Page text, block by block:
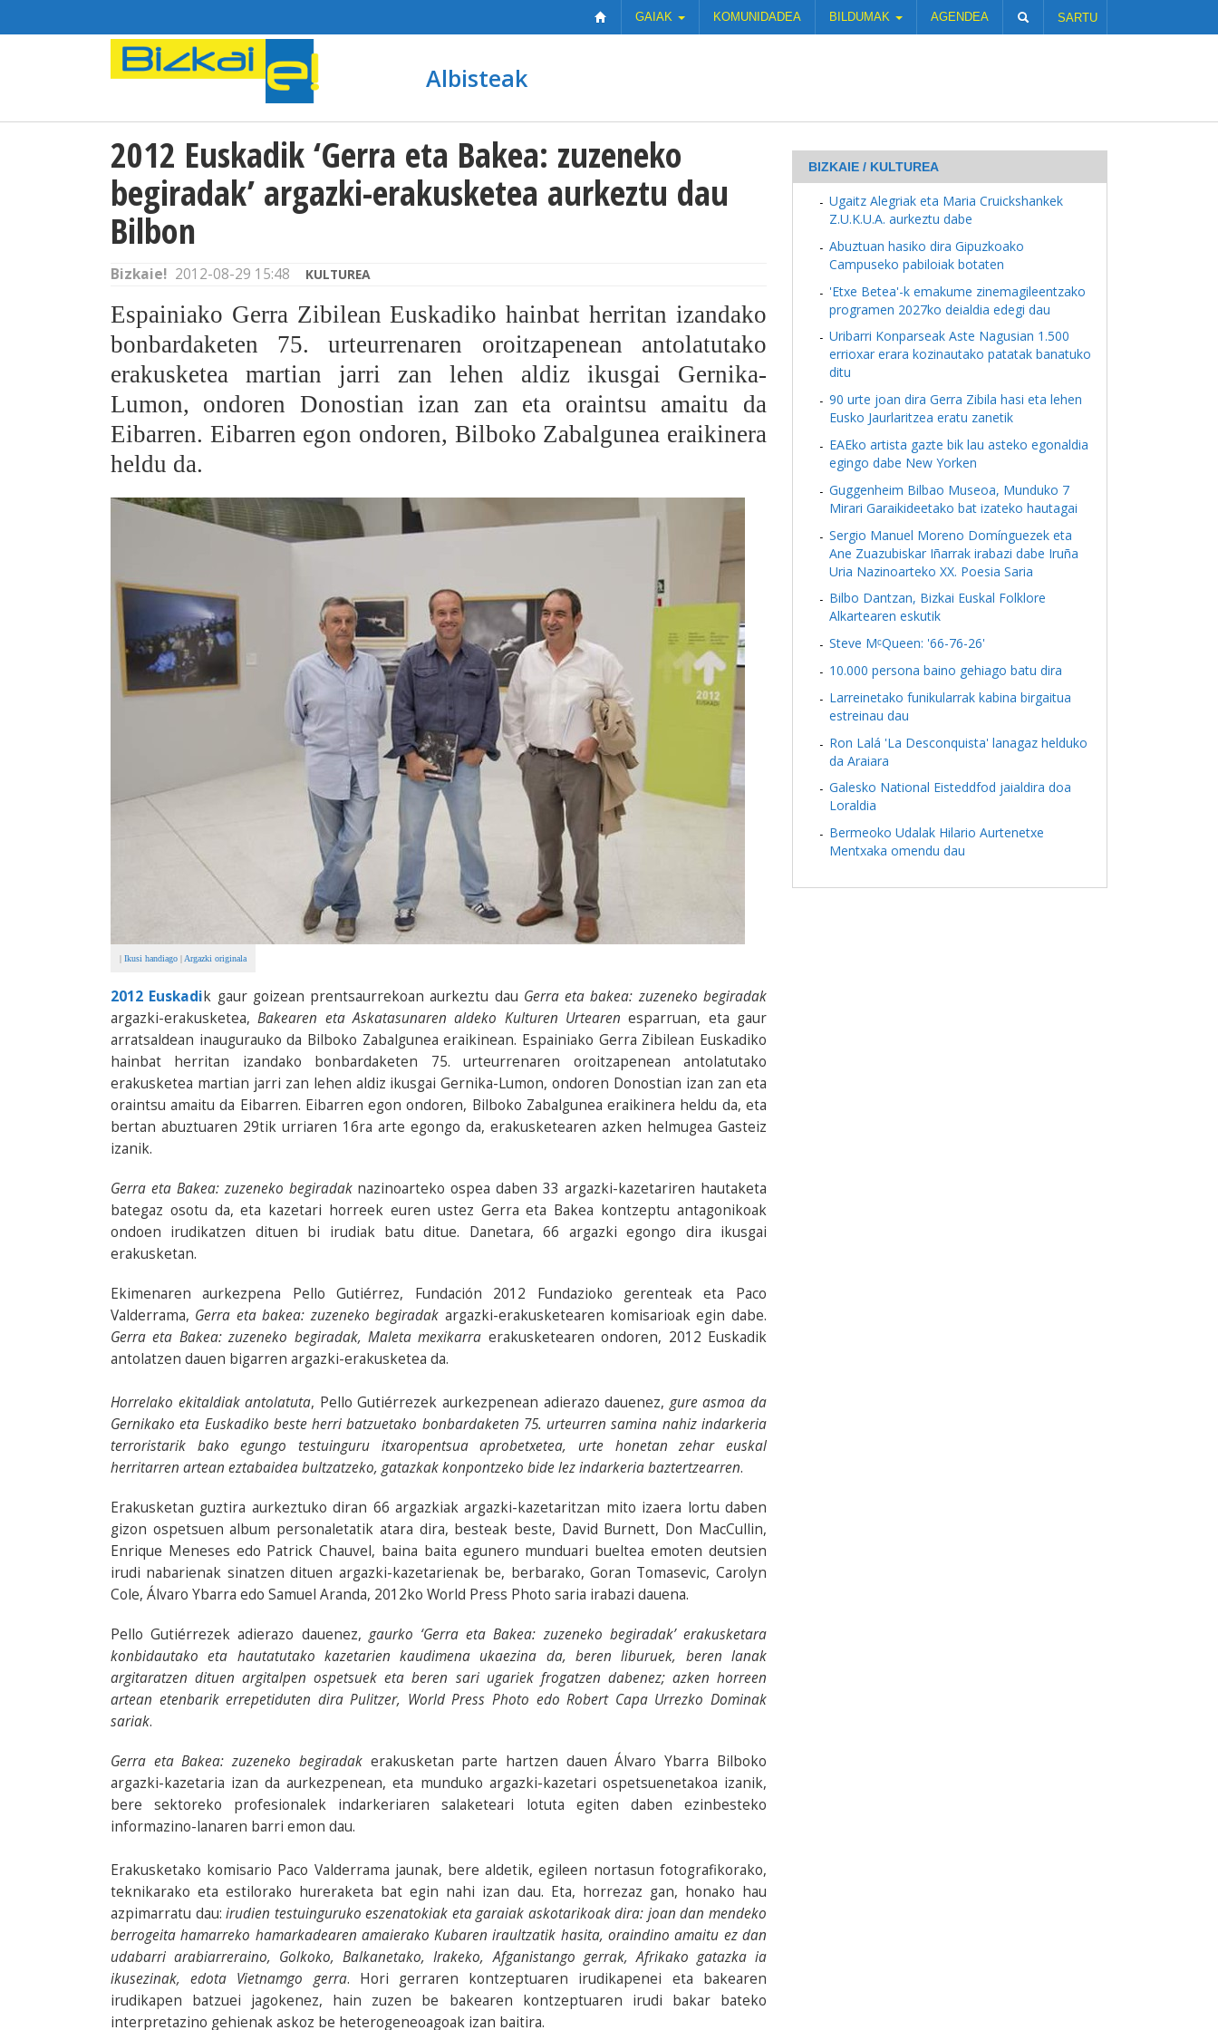
GAIAK KOMUNIDADEA BILDUMAK AGENDEA SARTU
Albisteak
2012 Euskadik ‘Gerra eta Bakea: zuzeneko
begiradak’ argazki-erakusketea aurkeztu dau
Bilbon
Bizkaie! 2012-08-29 15:48 KULTUREA
Espainiako Gerra Zibilean Euskadiko hainbat herritan izandako
bonbardaketen 75. urteurrenaren oroitzapenean antolatutako
erakusketea martian jarri zan lehen aldiz ikusgai Gernika-
Lumon, ondoren Donostian izan zan eta oraintsu amaitu da
Eibarren. Eibarren egon ondoren, Bilboko Zabalgunea eraikinera
heldu da.
| Ikusi handiago | Argazki originala
2012 Euskadik gaur goizean prentsaurrekoan aurkeztu dau Gerra eta bakea: zuzeneko begiradak
argazki-erakusketea,Bakearen eta Askatasunaren aldeko Kulturen Urtearen esparruan, eta gaur
arratsaldean inaugurauko da Bilboko Zabalgunea eraikinean. Espainiako Gerra Zibilean Euskadiko
hainbat herritan izandako bonbardaketen 75. urteurrenaren oroitzapenean antolatutako
erakusketea martian jarri zan lehen aldiz ikusgai Gernika-Lumon, ondoren Donostian izan zan eta
oraintsu amaitu da Eibarren. Eibarren egon ondoren, Bilboko Zabalgunea eraikinera heldu da, eta
bertan abuztuaren 29tik urriaren 16ra arte egongo da, erakusketearen azken helmugea Gasteiz
izanik.
Gerra eta Bakea: zuzeneko begiradaknazinoarteko ospea daben 33 argazki-kazetariren hautaketa
bategaz osotu da, eta kazetari horreek euren ustez Gerra eta Bakea kontzeptu antagonikoak
ondoen irudikatzen dituen bi irudiak batu ditue. Danetara, 66 argazki egongo dira ikusgai
erakusketan.
Ekimenaren aurkezpena Pello Gutiérrez, Fundación 2012 Fundazioko gerenteak eta Paco
Valderrama, Gerra eta bakea: zuzeneko begiradak argazki-erakusketearen komisarioak egin dabe.
Gerra eta Bakea: zuzeneko begiradak, Maleta mexikarra erakusketearen ondoren, 2012 Euskadik
antolatzen dauen bigarren argazki-erakusketea da.
Horrelako ekitaldiak antolatuta, Pello Gutiérrezek aurkezpenean adierazo dauenez,gure asmoa da
Gernikako eta Euskadiko beste herri batzuetako bonbardaketen 75. urteurren samina nahiz indarkeria
terroristarik bako egungo testuinguru itxaropentsua aprobetxetea, urte honetan zehar euskal
herritarren artean eztabaidea bultzatzeko, gatazkak konpontzeko bide lez indarkeria baztertzearren.
Erakusketan guztira aurkeztuko diran 66 argazkiak argazki-kazetaritzan mito izaera lortu daben
gizon ospetsuen album personaletatik atara dira, besteak beste, David Burnett, Don MacCullin,
Enrique Meneses edo Patrick Chauvel, baina baita egunero munduari bueltea emoten deutsien
irudi nabarienak sinatzen dituen argazki-kazetarienak be, berbarako, Goran Tomasevic, Carolyn
Cole, Álvaro Ybarra edo Samuel Aranda, 2012ko World Press Photo saria irabazi dauena.
Pello Gutiérrezek adierazo dauenez,gaurko ‘Gerra eta Bakea: zuzeneko begiradak’ erakusketara
konbidautako eta hautatutako kazetarien kaudimena ukaezina da, beren liburuek, beren lanak
argitaratzen dituen argitalpen ospetsuek eta beren sari ugariek frogatzen dabenez; azken horreen
artean etenbarik errepetiduten dira Pulitzer, World Press Photo edo Robert Capa Urrezko Dominak
sariak.
Gerra eta Bakea: zuzeneko begiradakerakusketan parte hartzen dauen Álvaro Ybarra Bilboko
argazki-kazetaria izan da aurkezpenean, eta munduko argazki-kazetari ospetsuenetakoa izanik,
bere sektoreko profesionalek indarkeriaren salaketeari lotuta egiten daben ezinbesteko
informazino-lanaren barri emon dau.
Erakusketako komisario Paco Valderrama jaunak, bere aldetik, egileen nortasun fotografikorako,
teknikarako eta estilorako hureraketa bat egin nahi izan dau. Eta, horrezaz gan, honako hau
azpimarratu dau:irudien testuinguruko eszenatokiak eta garaiak askotarikoak dira: joan dan mendeko
berrogeita hamarreko hamarkadearen amaierako Kubaren iraultzatik hasita, oraindino amaitu ez dan
udabarri arabiarreraino, Golkoko, Balkanetako, Irakeko, Afganistango gerrak, Afrikako gatazka ia
ikusezinak, edota Vietnamgo gerra. Hori gerraren kontzeptuaren irudikapenei eta bakearen
irudikapen batzuei jagokenez, hain zuzen be bakearen kontzeptuaren irudi bakar bateko
interpretazino gehienak askoz be heterogeneoagoak izan baitira.
BIZKAIE / KULTUREA
Ugaitz Alegriak eta Maria Cruickshankek
Z.U.K.U.A. aurkeztu dabe
Abuztuan hasiko dira Gipuzkoako
Campuseko pabiloiak botaten
'Etxe Betea'-k emakume zinemagileentzako
programen 2027ko deialdia edegi dau
Uribarri Konparseak Aste Nagusian 1.500
errioxar erara kozinautako patatak banatuko
ditu
90 urte joan dira Gerra Zibila hasi eta lehen
Eusko Jaurlaritzea eratu zanetik
EAEko artista gazte bik lau asteko egonaldia
egingo dabe New Yorken
Guggenheim Bilbao Museoa, Munduko 7
Mirari Garaikideetako bat izateko hautagai
Sergio Manuel Moreno Domínguezek eta
Ane Zuazubiskar Iñarrak irabazi dabe Iruña
Uria Nazinoarteko XX. Poesia Saria
Bilbo Dantzan, Bizkai Euskal Folklore
Alkartearen eskutik
Steve MᶜQueen: '66-76-26'
10.000 persona baino gehiago batu dira
Larreinetako funikularrak kabina birgaitua
estreinau dau
Ron Lalá 'La Desconquista' lanagaz helduko
da Araiara
Galesko National Eisteddfod jaialdira doa
Loraldia
Bermeoko Udalak Hilario Aurtenetxe
Mentxaka omendu dau